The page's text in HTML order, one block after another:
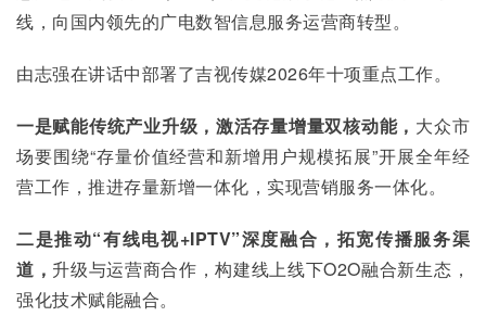
线，向国内领先的广电数智信息服务运营商转型。
由志强在讲话中部署了吉视传媒2026年十项重点工作。
一是赋能传统产业升级，激活存量增量双核动能， 大众市
场要围绕“存量价值经营和新增用户规模拓展”开展全年经
营工作，推进存量新增一体化，实现营销服务一体化。
二是推动“有线电视+IPTV”深度融合，拓宽传播服务渠
道， 升级与运营商合作，构建线上线下O2O融合新生态，
强化技术赋能融合。